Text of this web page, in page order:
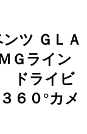
ツ ＧＬＡ
Ｇライン
ドライビ
６０°カメ